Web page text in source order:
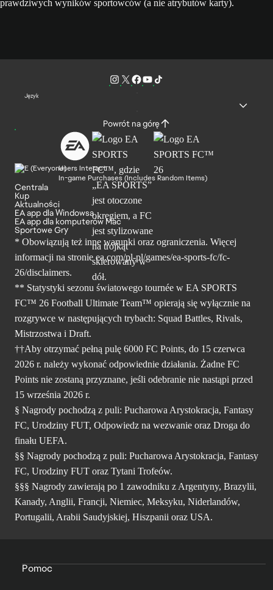
prawdziwych wyników sportowców (a nie atrybutów karty).
Język
Powrót na górę
Users Interact
In-game Purchases (Includes Random Items)
Centrala
Kup
Aktualności
EA app dla Windowsa
EA app dla komputerów Mac
Sportowe Gry
* Obowiązują też inne warunki oraz ograniczenia. Więcej
informacji na stronie ea.com/pl-pl/games/ea-sports-fc/fc-
26/disclaimers.
** Statystyki sezonu światowego tournée w EA SPORTS
FC™ 26 Football Ultimate Team™ opierają się wyłącznie na
rozgrywce w następujących trybach: Squad Battles, Rivals,
Mistrzostwa i Draft.
††Aby otrzymać pełną pulę 6000 FC Points, do 15 czerwca
2026 r. należy wykonać odpowiednie działania. Żadne FC
Points nie zostaną przyznane, jeśli odebranie nie nastąpi przed
15 września 2026 r.
§ Nagrody pochodzą z puli: Pucharowa Arystokracja, Fantasy
FC, Urodziny FUT, Odpowiedz na wezwanie oraz Droga do
finału UEFA.
§§ Nagrody pochodzą z puli: Pucharowa Arystokracja, Fantasy
FC, Urodziny FUT oraz Tytani Trofeów.
§§§ Nagrody zawierają po 1 zawodniku z Argentyny, Brazylii,
Kanady, Anglii, Francji, Niemiec, Meksyku, Niderlandów,
Portugalii, Arabii Saudyjskiej, Hiszpanii oraz USA.
Pomoc